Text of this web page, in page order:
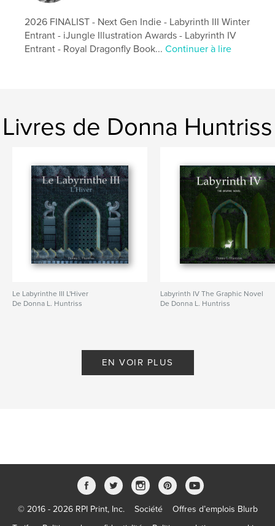
Gerringong
Architecture
2026 FINALIST - Next Gen Indie - Labyrinth III Winter
Entrant - iJungle Illustration Awards - Labyrinth IV
Entrant - Royal Dragonfly Book...Continuer à lire
Livres de Donna Huntriss
Le Labyrinthe III L'Hiver
De Donna L. Huntriss
Labyrinth IV The Graphic Novel
De Donna L. Huntriss
EN VOIR PLUS
© 2016 - 2026 RPI Print, Inc. Société
Offres d’emplois Blurb